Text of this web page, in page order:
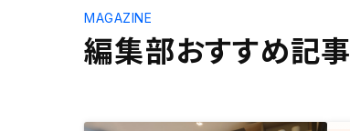
編集部おすすめ記事
MAGAZINE